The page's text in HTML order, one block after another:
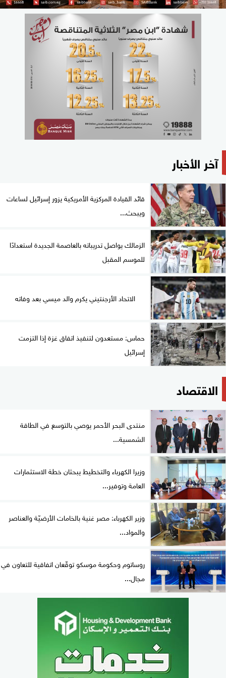
آخر الأخبار
قائد القيادة المركزية الأمريكية يزور إسرائيل لساعات
ويبحث...
الزمالك يواصل تدريباته بالعاصمة الجديدة استعدادًا
للموسم المقبل
الاتحاد الأرجنتيني يكرم والد ميسي بعد وفاته
حماس: مستعدون لتنفيذ اتفاق غزة إذا التزمت
إسرائيل
الاقتصاد
منتدى البحر الأحمر يوصي بالتوسع في الطاقة
الشمسية...
وزيرا الكهرباء والتخطيط يبحثان خطة الاستثمارات
العامة وتوفير...
وزير الكهرباء: مصر غنية بالخامات الأرضيّة والعناصر
والمواد...
روساتوم وحكومة موسكو توقّعان اتفاقية للتعاون في
مجال...